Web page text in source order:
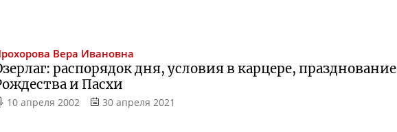
Вера Ивановна
распорядок дня, условия в карцере, празднование
и Пасхи
10 апреля 2002 30 апреля 2021